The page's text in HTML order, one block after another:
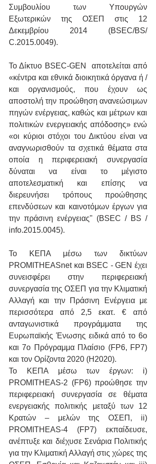
Συμβουλίου των Υπουργών
Εξωτερικών της ΟΣΕΠ στις 12
Δεκεμβρίου 2014 (BSEC/BS/
C.2015.0049).
Το Δίκτυο BSEC-GEN  αποτελείται από
«κέντρα και εθνικά διοικητικά όργανα ή /
και οργανισμούς, που έχουν ως
αποστολή την προώθηση ανανεώσιμων
πηγών ενέργειας, καθώς και μέτρων και
πολιτικών ενεργειακής απόδοσης» ενώ
«οι κύριοι στόχοι του Δικτύου είναι να
αναγνωρισθούν τα σχετικά θέματα στα
οποία η περιφερειακή συνεργασία
δύναται να είναι το μέγιστο
αποτελεσματική και επίσης να
διερευνήσει τρόπους προώθησης
επενδύσεων και καινοτόμων έργων για
την πράσινη ενέργειας" (BSEC / BS /
info.2015.0045).
Το ΚΕΠΑ μέσω των δικτύων
PROMITHEASnet και BSEC - GEN έχει
συνεισφέρει στην περιφερειακή
συνεργασία της ΟΣΕΠ για την Κλιματική
Αλλαγή και την Πράσινη Ενέργεια με
περισσότερα από 2,5 εκατ. € από
ανταγωνιστικά προγράμματα της
Ευρωπαϊκής Ένωσης ειδικά από το 6ο
και 7ο Πρόγραμμα Πλαίσιο (FP6, FP7)
και τον Ορίζοντα 2020 (H2020).
Το ΚΕΠΑ μέσω των έργων: i)
PROMITHEAS-2 (FP6) προώθησε την
περιφερειακή συνεργασία σε θέματα
ενεργειακής πολιτικής μεταξύ των 12
Κρατών – μελών της ΟΣΕΠ, ii)
PROMITHEAS-4 (FP7) εκπαίδευσε,
ανέπτυξε και διέχυσε Σενάρια Πολιτικής
για την Κλιματική Αλλαγή στις χώρες της